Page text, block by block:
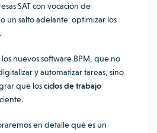
SAT con vocación de
un salto adelante: optimizar los
nuevos software BPM, que no
y automatizar tareas, sino
que losciclos de trabajo
en detalle qué es un